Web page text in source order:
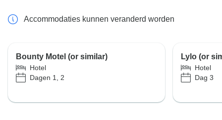
Accommodaties kunnen veranderd worden
Bounty Motel (or similar)
Hotel
Dagen 1, 2
Lylo (or
Hotel
Dag 3